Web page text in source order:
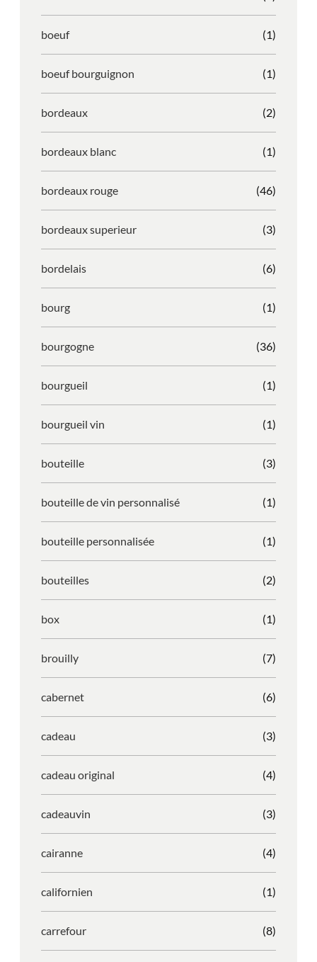
boeuf (1)
boeuf bourguignon (1)
bordeaux (2)
bordeaux blanc (1)
bordeaux rouge (46)
bordeaux superieur (3)
bordelais (6)
bourg (1)
bourgogne (36)
bourgueil (1)
bourgueil vin (1)
bouteille (3)
bouteille de vin personnalisé (1)
bouteille personnalisée (1)
bouteilles (2)
box (1)
brouilly (7)
cabernet (6)
cadeau (3)
cadeau original (4)
cadeauvin (3)
cairanne (4)
californien (1)
carrefour (8)